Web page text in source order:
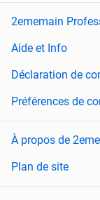
2ememain
Aide et Info
Déclaration de
Préférences de
À propos de
Plan de site